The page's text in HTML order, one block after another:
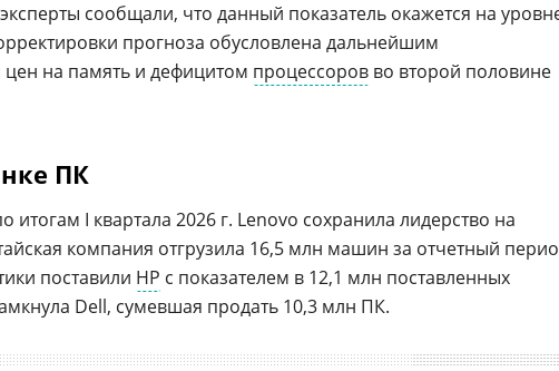
сообщали, что данный показатель окажется на
прогноза обусловлена дальнейшим
на память и дефицитом процессоров во второй половине
ПК
итогам I квартала 2026 г. Lenovo сохранила лидерство на
компания отгрузила 16,5 млн машин за отчетный
поставили HP с показателем в 12,1 млн поставленных
Dell, сумевшая продать 10,3 млн ПК.